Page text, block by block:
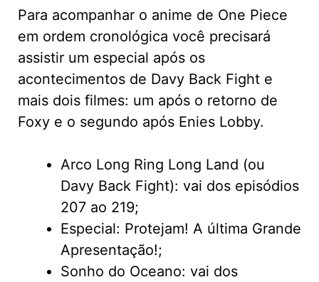
Para acompanhar o anime de One Piece
em ordem cronológica você precisará
assistir um especial após os
acontecimentos de Davy Back Fight e
mais dois filmes: um após o retorno de
Foxy e o segundo após Enies Lobby.
Arco Long Ring Long Land (ou
Davy Back Fight): vai dos episódios
207 ao 219;
Especial: Protejam! A última Grande
Apresentação!;
Sonho do Oceano: vai dos